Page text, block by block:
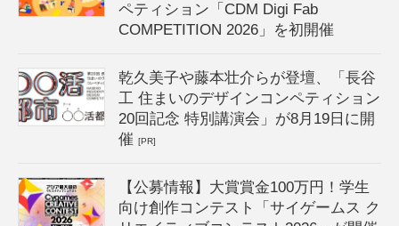
ペティション「CDM Digi Fab
COMPETITION 2026」を初開催
乾久美子や藤本壮介らが登壇、「長谷
工 住まいのデザインコンペティション
20回記念 特別講演会」が8月19日に開
催[PR]
【公募情報】大賞賞金100万円！学生
向け創作コンテスト「サイゲームス ク